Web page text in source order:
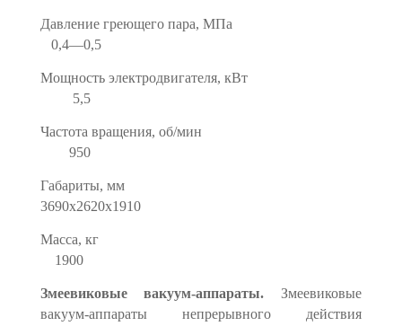
Давление греющего пара, МПа
0,4—0,5
Мощность электродвигателя, кВт
5,5
Частота вращения, об/мин
950
Габариты, мм
3690x2620x1910
Масса, кг
1900
Змеевиковые вакуум-аппараты. Змеевиковые
вакуум-аппараты непре­рывного действия